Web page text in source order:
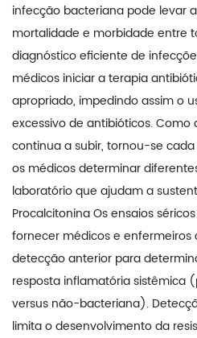
infecção bacteriana pode levar
mortalidade e morbidade entre
diagnóstico eficiente de
médicos iniciar a terapia
apropriado, impedindo assim o
excessivo de antibióticos.
continua a subir, tornou-se
os médicos determinar
laboratório que ajudam a
Procalcitonina Os ensaios
fornecer médicos e
detecção anterior para
resposta inflamatória sistêmica
versus não-bacteriana).
limita o desenvolvimento da